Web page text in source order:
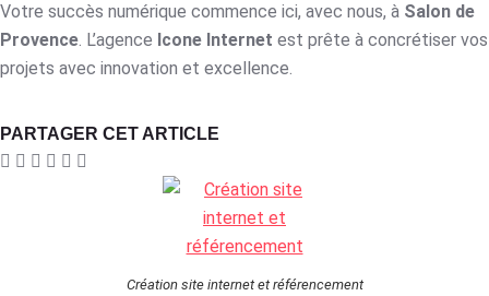
Votre succès numérique commence ici, avec nous, à Salon de
Provence. L’agence Icone Internet est prête à concrétiser vos
projets avec innovation et excellence.
PARTAGER CET ARTICLE
Création site internet et référencement